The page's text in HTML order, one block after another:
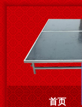
首页